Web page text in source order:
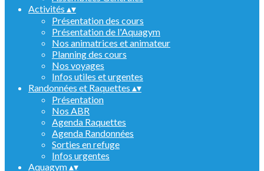
Activités ▴▾
Présentation des cours
Présentation de l'Aquagym
Nos animatrices et animateur
Planning des cours
Nos voyages
Infos utiles et urgentes
Randonnées et Raquettes ▴▾
Présentation
Nos ABR
Agenda Raquettes
Agenda Randonnées
Sorties en refuge
Infos urgentes
Aquagym▴▾